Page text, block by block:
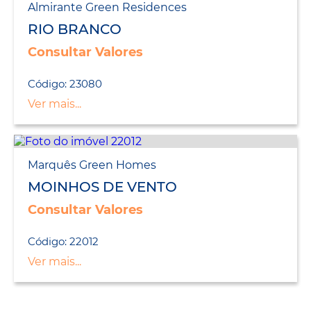
Almirante Green Residences
RIO BRANCO
Consultar Valores
Código: 23080
Ver mais...
Marquês Green Homes
MOINHOS DE VENTO
Consultar Valores
Código: 22012
Ver mais...